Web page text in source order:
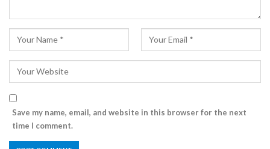
Save my name, email, and website in this browser for the next
time I comment.